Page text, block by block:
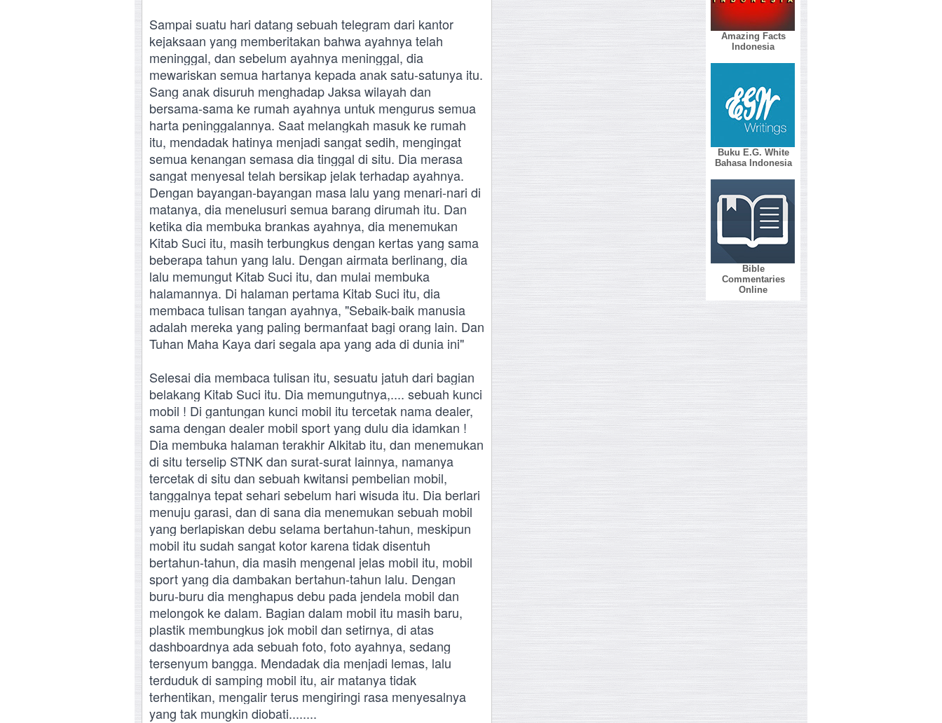
Sampai suatu hari datang sebuah telegram dari kantor
kejaksaan yang memberitakan bahwa ayahnya telah
meninggal, dan sebelum ayahnya meninggal, dia
mewariskan semua hartanya kepada anak satu-satunya itu.
Sang anak disuruh menghadap Jaksa wilayah dan
bersama-sama ke rumah ayahnya untuk mengurus semua
harta peninggalannya. Saat melangkah masuk ke rumah
itu, mendadak hatinya menjadi sangat sedih, mengingat
semua kenangan semasa dia tinggal di situ. Dia merasa
sangat menyesal telah bersikap jelak terhadap ayahnya.
Dengan bayangan-bayangan masa lalu yang menari-nari di
matanya, dia menelusuri semua barang dirumah itu. Dan
ketika dia membuka brankas ayahnya, dia menemukan
Kitab Suci itu, masih terbungkus dengan kertas yang sama
beberapa tahun yang lalu. Dengan airmata berlinang, dia
lalu memungut Kitab Suci itu, dan mulai membuka
halamannya. Di halaman pertama Kitab Suci itu, dia
membaca tulisan tangan ayahnya, "Sebaik-baik manusia
adalah mereka yang paling bermanfaat bagi orang lain. Dan
Tuhan Maha Kaya dari segala apa yang ada di dunia ini"
Selesai dia membaca tulisan itu, sesuatu jatuh dari bagian
belakang Kitab Suci itu. Dia memungutnya,.... sebuah kunci
mobil ! Di gantungan kunci mobil itu tercetak nama dealer,
sama dengan dealer mobil sport yang dulu dia idamkan !
Dia membuka halaman terakhir Alkitab itu, dan menemukan
di situ terselip STNK dan surat-surat lainnya, namanya
tercetak di situ dan sebuah kwitansi pembelian mobil,
tanggalnya tepat sehari sebelum hari wisuda itu. Dia berlari
menuju garasi, dan di sana dia menemukan sebuah mobil
yang berlapiskan debu selama bertahun-tahun, meskipun
mobil itu sudah sangat kotor karena tidak disentuh
bertahun-tahun, dia masih mengenal jelas mobil itu, mobil
sport yang dia dambakan bertahun-tahun lalu. Dengan
buru-buru dia menghapus debu pada jendela mobil dan
melongok ke dalam. Bagian dalam mobil itu masih baru,
plastik membungkus jok mobil dan setirnya, di atas
dashboardnya ada sebuah foto, foto ayahnya, sedang
tersenyum bangga. Mendadak dia menjadi lemas, lalu
terduduk di samping mobil itu, air matanya tidak
terhentikan, mengalir terus mengiringi rasa menyesalnya
yang tak mungkin diobati........
Amazing Facts
Indonesia
Buku E.G. White
Bahasa Indonesia
Bible
Commentaries
Online